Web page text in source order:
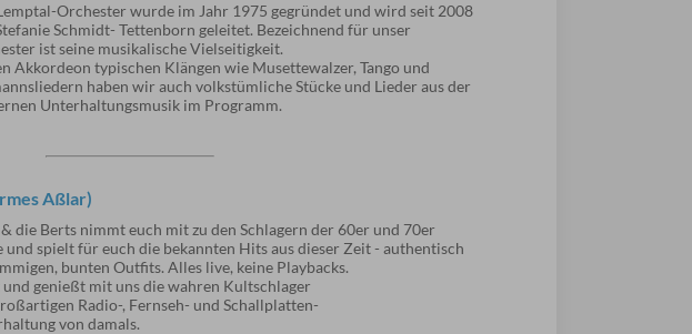
Orchester wurde im Jahr 1975 gegründet und wird seit 2008
Schmidt- Tettenborn geleitet. Bezeichnend für unser
ist seine musikalische Vielseitigkeit.
Akkordeon typischen Klängen wie Musettewalzer, Tango und
haben wir auch volkstümliche Stücke und Lieder aus der
Unterhaltungsmusik im Programm.
Aßlar)
die Berts nimmt euch mit zu den Schlagern der 60er und 70er
und spielt für euch die bekannten Hits aus dieser Zeit - authentisch
bunten Outfits. Alles live, keine Playbacks.
und genießt mit uns die wahren Kultschlager
Radio-, Fernseh- und Schallplatten-
von damals.